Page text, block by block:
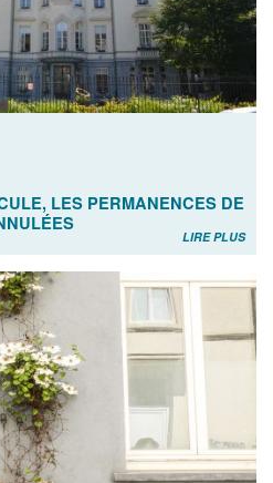
LES PERMANENCES DE
LIRE PLUS